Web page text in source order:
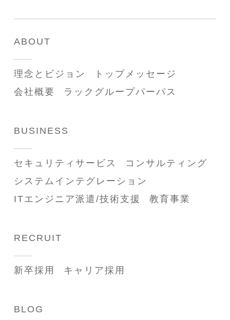
ABOUT
理念とビジョン
トップメッセージ
会社概要
ラックグループパーパス
BUSINESS
セキュリティサービス
コンサルティング
システムインテグレーション
ITエンジニア派遣/技術支援
教育事業
RECRUIT
新卒採用 キャリア採用
BLOG